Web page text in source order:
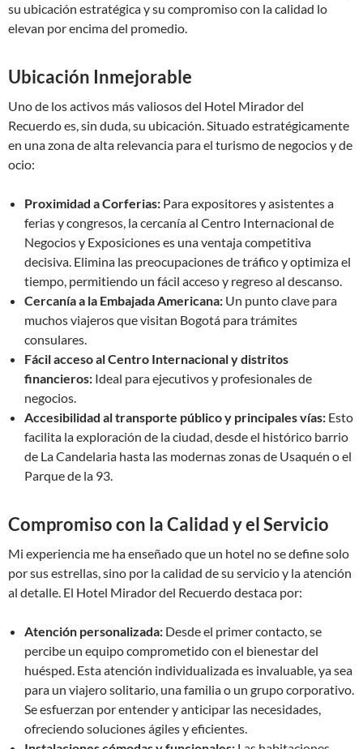
su ubicación estratégica y su compromiso con la calidad lo
elevan por encima del promedio.
Ubicación Inmejorable
Uno de los activos más valiosos del Hotel Mirador del
Recuerdo es, sin duda, su ubicación. Situado estratégicamente
en una zona de alta relevancia para el turismo de negocios y de
ocio:
Proximidad a Corferias: Para expositores y asistentes a
ferias y congresos, la cercanía al Centro Internacional de
Negocios y Exposiciones es una ventaja competitiva
decisiva. Elimina las preocupaciones de tráfico y optimiza el
tiempo, permitiendo un fácil acceso y regreso al descanso.
Cercanía a la Embajada Americana: Un punto clave para
muchos viajeros que visitan Bogotá para trámites
consulares.
Fácil acceso al Centro Internacional y distritos
financieros: Ideal para ejecutivos y profesionales de
negocios.
Accesibilidad al transporte público y principales vías: Esto
facilita la exploración de la ciudad, desde el histórico barrio
de La Candelaria hasta las modernas zonas de Usaquén o el
Parque de la 93.
Compromiso con la Calidad y el Servicio
Mi experiencia me ha enseñado que un hotel no se define solo
por sus estrellas, sino por la calidad de su servicio y la atención
al detalle. El Hotel Mirador del Recuerdo destaca por:
Atención personalizada: Desde el primer contacto, se
percibe un equipo comprometido con el bienestar del
huésped. Esta atención individualizada es invaluable, ya sea
para un viajero solitario, una familia o un grupo corporativo.
Se esfuerzan por entender y anticipar las necesidades,
ofreciendo soluciones ágiles y eficientes.